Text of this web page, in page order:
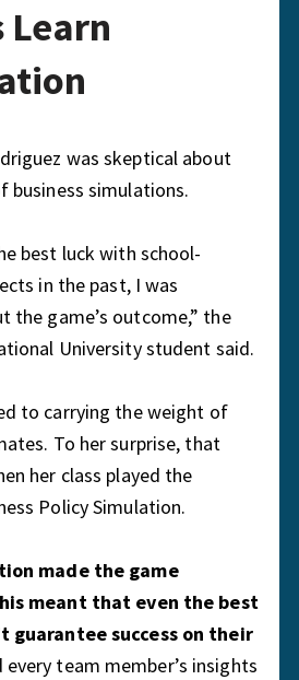
Learn
was skeptical about
business simulations.
best luck with school-
in the past, I was
the game’s outcome,” the
University student said.
to carrying the weight of
To her surprise, that
her class played the
Policy Simulation.
made the game
meant that even the best
guarantee success on their
every team member’s insights